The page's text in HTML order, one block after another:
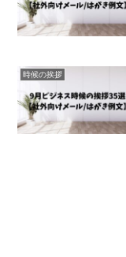
時候の挨拶